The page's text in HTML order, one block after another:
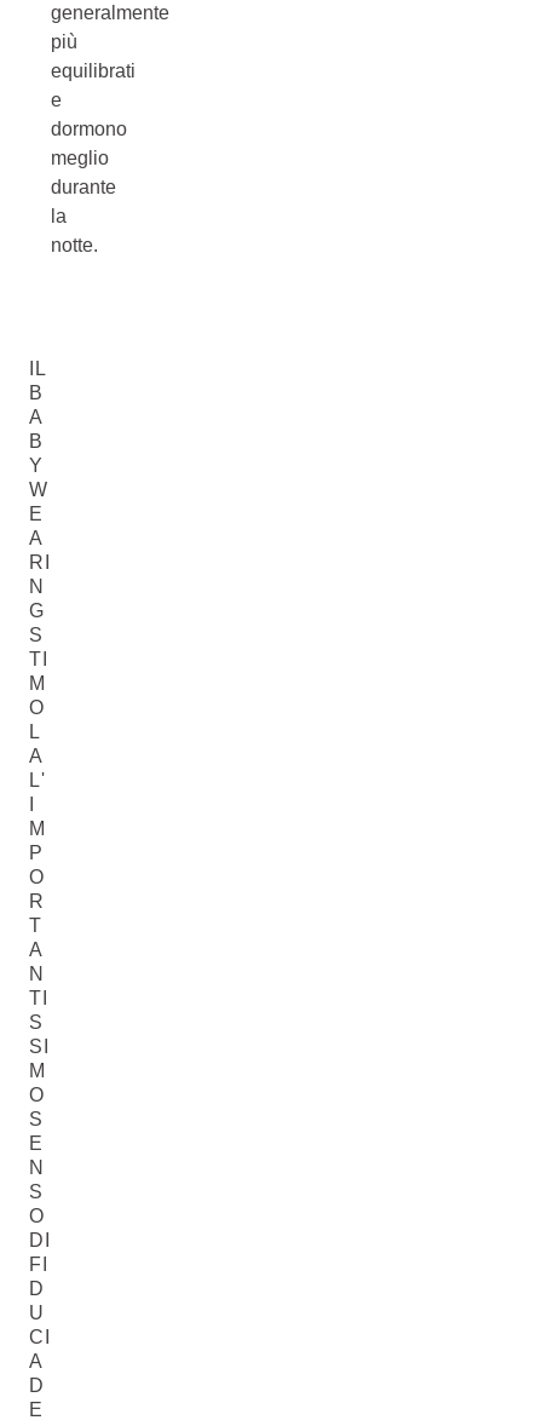
generalmente
più
equilibrati
e
dormono
meglio
durante
la
notte.
IL
B
A
B
Y
W
E
A
RI
N
G
S
TI
M
O
L
A
L'
M
P
O
R
T
A
N
TI
S
SI
M
O
S
E
N
S
O
DI
FI
D
U
CI
A
D
E